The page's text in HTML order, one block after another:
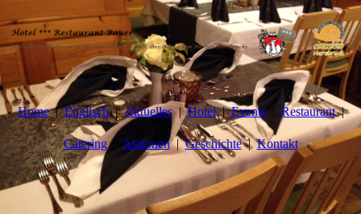
Home Englisch Aktuelles Hotel Events Restaurant
Catering Aktionen Geschichte Kontakt